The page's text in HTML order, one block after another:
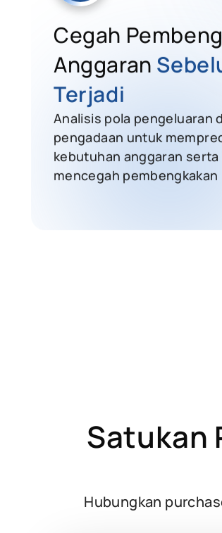
Cegah
Anggaran
Terjadi
Analisis pola pengeluaran
pengadaan untuk
kebutuhan anggaran serta
mencegah pembengkakan
Satukan
Hubungkan